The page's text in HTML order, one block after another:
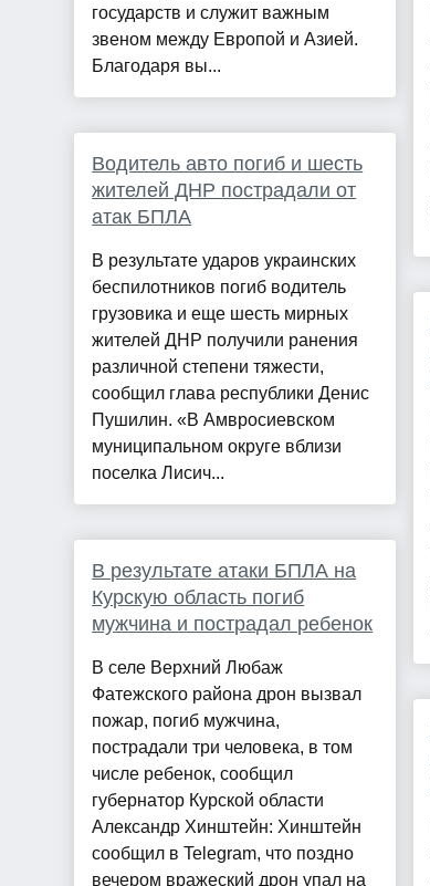
государств и служит важным
звеном между Европой и Азией.
Благодаря вы...
Водитель авто погиб и шесть
жителей ДНР пострадали от
атак БПЛА
В результате ударов украинских
беспилотников погиб водитель
грузовика и еще шесть мирных
жителей ДНР получили ранения
различной степени тяжести,
сообщил глава республики Денис
Пушилин. «В Амвросиевском
муниципальном округе вблизи
поселка Лисич...
В результате атаки БПЛА на
Курскую область погиб
мужчина и пострадал ребенок
В селе Верхний Любаж
Фатежского района дрон вызвал
пожар, погиб мужчина,
пострадали три человека, в том
числе ребенок, сообщил
губернатор Курской области
Александр Хинштейн: Хинштейн
сообщил в Telegram, что поздно
вечером вражеский дрон упал на